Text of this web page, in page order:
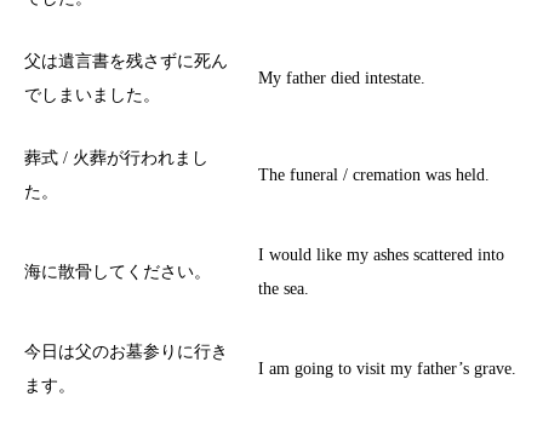
父は遺言書を残さずに死ん
でしまいました。
My father died intestate.
葬式 / 火葬が行われまし
た。
The funeral / cremation was held.
海に散骨してください。
I would like my ashes scattered into
the sea.
今日は父のお墓参りに行き
ます。
I am going to visit my father’s grave.